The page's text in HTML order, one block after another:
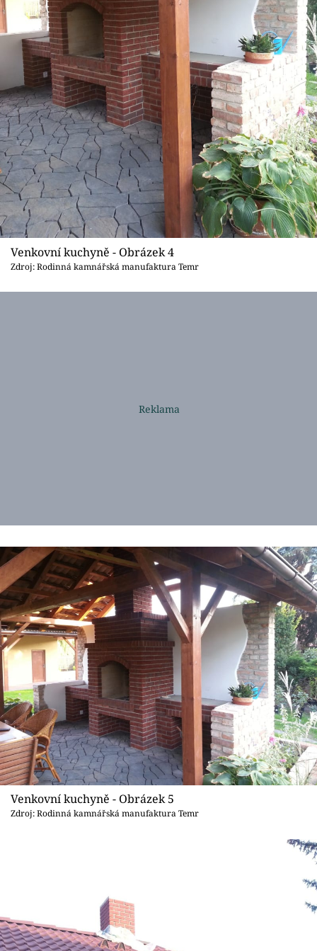
Venkovní kuchyně - Obrázek 4
Zdroj: Rodinná kamnářská manufaktura Temr
Venkovní kuchyně - Obrázek 5
Zdroj: Rodinná kamnářská manufaktura Temr